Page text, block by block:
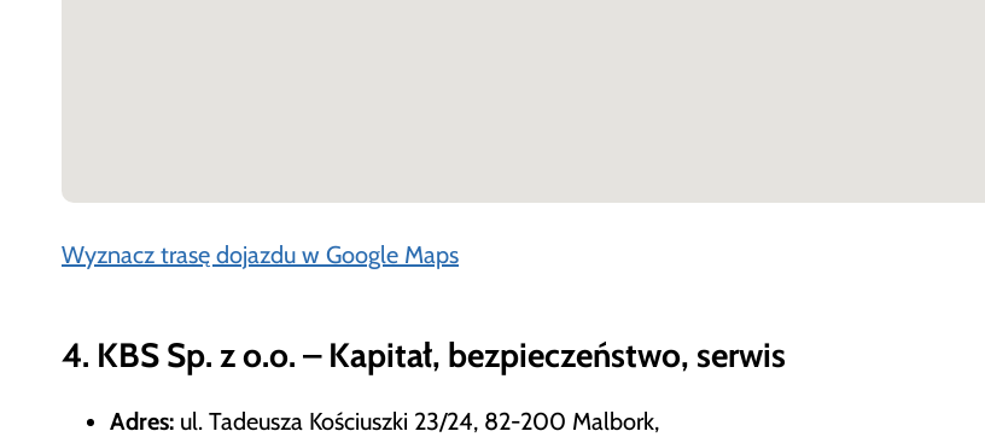
Wyznacz trasę dojazdu w Google Maps
4. KBS Sp. z o.o. – Kapitał, bezpieczeństwo, serwis
Adres: ul. Tadeusza Kościuszki 23/24, 82-200 Malbork,